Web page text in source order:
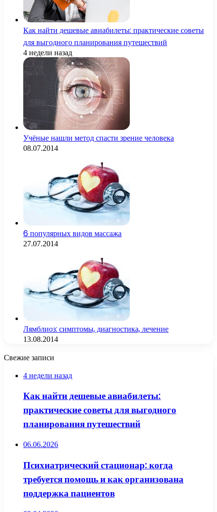
Как найти дешевые авиабилеты: практические советы
для выгодного планирования путешествий
4 недели назад
Учёные нашли метод спасти зрение человека
08.07.2014
6 популярных видов массажа
27.07.2014
Лямблиоз: симптомы, диагностика, лечение
13.08.2014
Свежие записи
4 недели назад
Как найти дешевые авиабилеты:
практические советы для выгодного
планирования путешествий
06.06.2026
Психиатрический стационар: когда
требуется помощь и как организована
поддержка пациентов